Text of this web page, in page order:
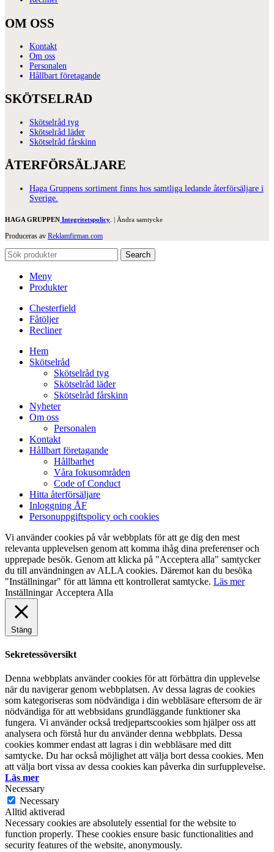
OM OSS
Kontakt
Om oss
Personalen
Hållbart företagande
SKÖTSELRÅD
Skötselråd tyg
Skötselråd läder
Skötselråd fårskinn
ÅTERFÖRSÄLJARE
Haga Gruppens sortiment finns hos samtliga ledande återförsäljare i
Sverige.
HAGA GRUPPEN Integritetspolicy . | Ändra samtycke
Produceras av Reklamfirman.com
Search
Meny
Produkter
Chesterfield
Fåtöljer
Recliner
Hem
Skötselråd
Skötselråd tyg
Skötselråd läder
Skötselråd fårskinn
Nyheter
Om oss
Personalen
Kontakt
Hållbart företagande
Hållbarhet
Våra fokusområden
Code of Conduct
Hitta återförsäljare
Inloggning ÅF
Personuppgiftspolicy och cookies
Vi använder cookies på vår webbplats för att ge dig den mest
relevanta upplevelsen genom att komma ihåg dina preferenser och
upprepade besök. Genom att klicka på "Acceptera alla" samtycker
du till användningen av ALLA cookies. Däremot kan du besöka
"Inställningar" för att lämna ett kontrollerat samtycke. Läs mer
Inställningar Acceptera Alla
Stäng
Sekretessöversikt
Denna webbplats använder cookies för att förbättra din upplevelse
när du navigerar genom webbplatsen. Av dessa lagras de cookies
som kategoriseras som nödvändiga i din webbläsare eftersom de är
nödvändiga för att webbsidans grundläggande funktioner ska
fungera. Vi använder också tredjepartscookies som hjälper oss att
analysera och förstå hur du använder denna webbplats. Dessa
cookies kommer endast att lagras i din webbläsare med ditt
samtycke. Du har också möjlighet att välja bort dessa cookies. Men
att välja bort vissa av dessa cookies kan påverka din surfupplevelse.
Läs mer
Necessary
Necessary
Alltid aktiverad
Necessary cookies are absolutely essential for the website to
function properly. These cookies ensure basic functionalities and
security features of the website, anonymously.